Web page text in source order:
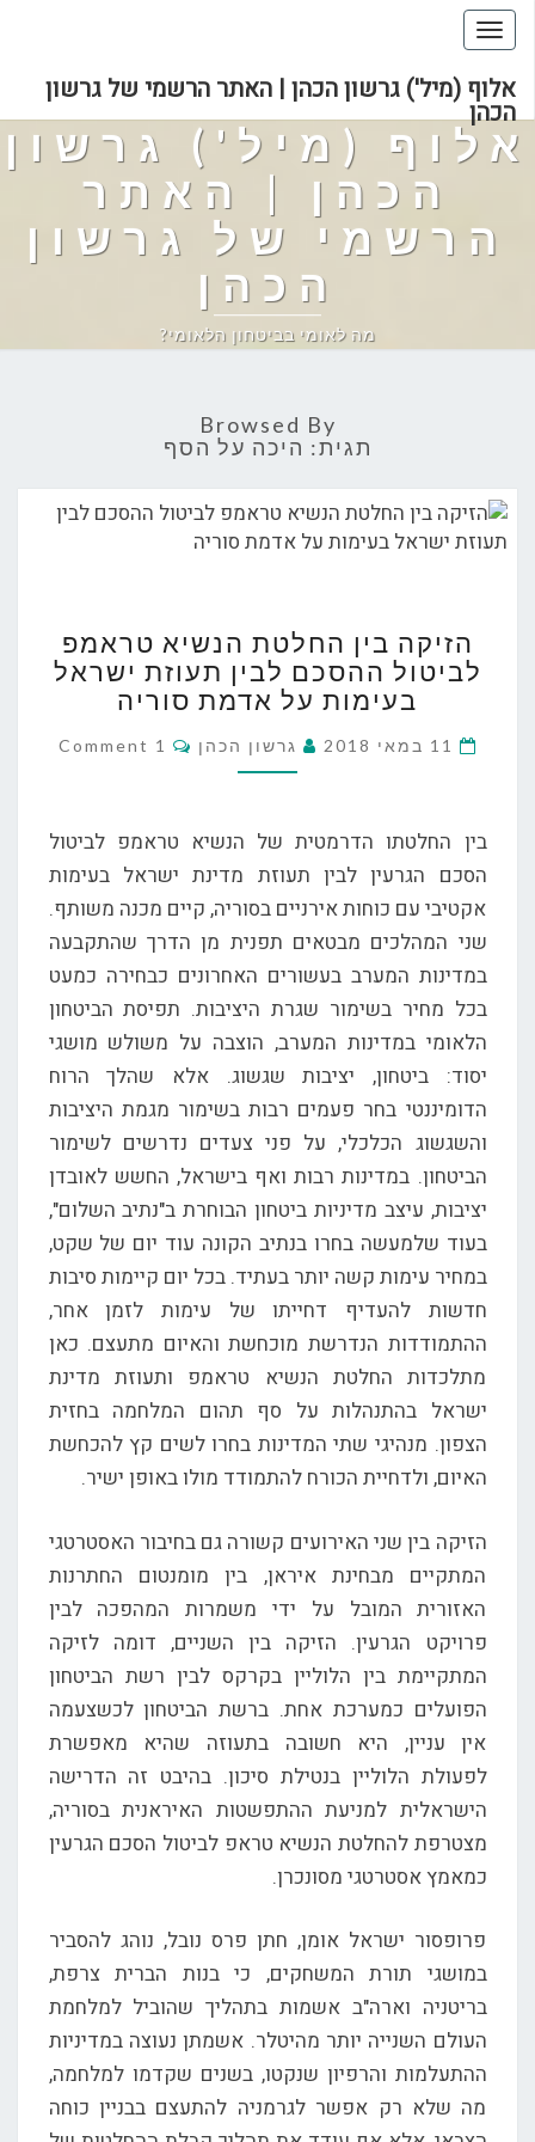
Toggle
navigation
אלוף (מיל') גרשון הכהן | האתר הרשמי של גרשון
הכהן
אלוף (מיל') גרשון
הכהן | האתר
הרשמי של גרשון
הכהן
מה לאומי בביטחון הלאומי?
Browsed By
תגית: היכה על הסף
בין
החלטת
הנשיא
לביטול
תעוזת
ישראל
בעימות
על
סוריה
הזיקה בין החלטת הנשיא טראמפ
לביטול ההסכם לבין תעוזת ישראל
בעימות על אדמת סוריה
11 במאי 2018 גרשון הכהן Comments
1 Comment
בין החלטתו הדרמטית של הנשיא טראמפ לביטול
הסכם הגרעין לבין תעוזת מדינת ישראל בעימות
אקטיבי עם כוחות אירניים בסוריה, קיים מכנה משותף.
שני המהלכים מבטאים תפנית מן הדרך שהתקבעה
במדינות המערב בעשורים האחרונים כבחירה כמעט
בכל מחיר בשימור שגרת היציבות. תפיסת הביטחון
הלאומי במדינות המערב, הוצבה על משולש מושגי
יסוד: ביטחון, יציבות שגשוג. אלא שהלך הרוח
הדומיננטי בחר פעמים רבות בשימור מגמת היציבות
והשגשוג הכלכלי, על פני צעדים נדרשים לשימור
הביטחון. במדינות רבות ואף בישראל, החשש לאובדן
יציבות, עיצב מדיניות ביטחון הבוחרת ב"נתיב השלום",
בעוד שלמעשה בחרו בנתיב הקונה עוד יום של שקט,
במחיר עימות קשה יותר בעתיד. בכל יום קיימות סיבות
חדשות להעדיף דחייתו של עימות לזמן אחר,
ההתמודדות הנדרשת מוכחשת והאיום מתעצם. כאן
מתלכדות החלטת הנשיא טראמפ ותעוזת מדינת
ישראל בהתנהלות על סף תהום המלחמה בחזית
הצפון. מנהיגי שתי המדינות בחרו לשים קץ להכחשת
האיום, ולדחיית הכורח להתמודד מולו באופן ישיר.
הזיקה בין שני האירועים קשורה גם בחיבור האסטרטגי
המתקיים מבחינת איראן, בין מומנטום החתרנות
האזורית המובל על ידי משמרות המהפכה לבין
פרויקט הגרעין. הזיקה בין השניים, דומה לזיקה
המתקיימת בין הלוליין בקרקס לבין רשת הביטחון
הפועלים כמערכת אחת. ברשת הביטחון לכשצעמה
אין עניין, היא חשובה בתעוזה שהיא מאפשרת
לפעולת הלוליין בנטילת סיכון. בהיבט זה הדרישה
הישראלית למניעת ההתפשטות האיראנית בסוריה,
מצטרפת להחלטת הנשיא טראפ לביטול הסכם הגרעין
כמאמץ אסטרטגי מסונכרן.
פרופסור ישראל אומן, חתן פרס נובל, נוהג להסביר
במושגי תורת המשחקים, כי בנות הברית צרפת,
בריטניה וארה"ב אשמות בתהליך שהוביל למלחמת
העולם השנייה יותר מהיטלר. אשמתן נעוצה במדיניות
ההתעלמות והרפיון שנקטו, בשנים שקדמו למלחמה,
מה שלא רק אפשר לגרמניה להתעצם בבניין כוחה